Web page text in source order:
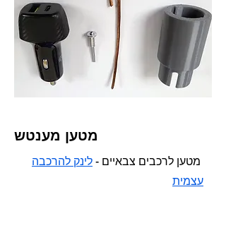
מטען מענטש
מטען לרכבים צבאיים - לינק להרכבה
עצמית